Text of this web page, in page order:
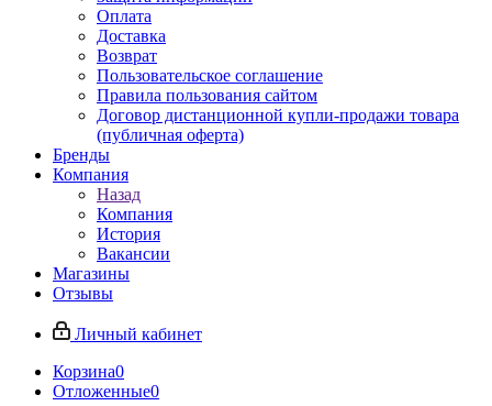
Оплата
Доставка
Возврат
Пользовательское соглашение
Правила пользования сайтом
Договор дистанционной купли-продажи товара
(публичная оферта)
Бренды
Компания
Назад
Компания
История
Вакансии
Магазины
Отзывы
Личный кабинет
Корзина0
Отложенные0